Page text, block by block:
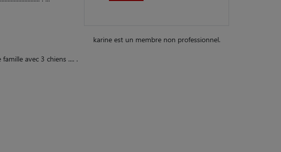
avec 3 chiens .... .
karine est un membre non professionnel.